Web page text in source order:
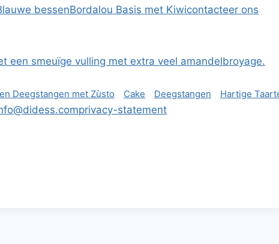
bessenBordalou Basis met Kiwicontacteer ons
een smeuïge vulling met extra veel amandelbroyage.
Deegstangen met Zùsto Cake Deegstangen Hartige
privacy-statement